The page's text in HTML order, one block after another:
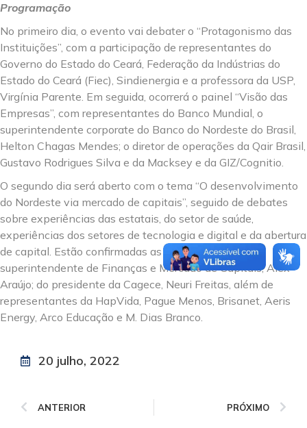
Programação
No primeiro dia, o evento vai debater o “Protagonismo das
Instituições”, com a participação de representantes do
Governo do Estado do Ceará, Federação da Indústrias do
Estado do Ceará (Fiec), Sindienergia e a professora da USP,
Virgínia Parente. Em seguida, ocorrerá o painel “Visão das
Empresas”, com representantes do Banco Mundial, o
superintendente corporate do Banco do Nordeste do Brasil,
Helton Chagas Mendes; o diretor de operações da Qair Brasil,
Gustavo Rodrigues Silva e da Macksey e da GIZ/Cognitio.
O segundo dia será aberto com o tema “O desenvolvimento
do Nordeste via mercado de capitais”, seguido de debates
sobre experiências das estatais, do setor de saúde,
experiências dos setores de tecnologia e digital e da abertura
de capital. Estão confirmadas as participações do
superintendente de Finanças e Mercado de Capitais, Alex
Araújo; do presidente da Cagece, Neuri Freitas, além de
representantes da HapVida, Pague Menos, Brisanet, Aeris
Energy, Arco Educação e M. Dias Branco.
20 julho, 2022
ANTERIOR PRÓXIMO